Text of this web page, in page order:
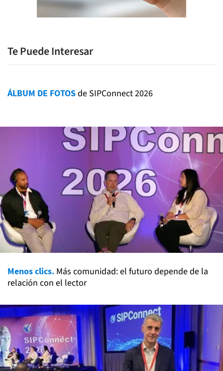
Te Puede Interesar
ÁLBUM DE FOTOSde SIPConnect 2026
Menos clics. Más comunidad: el futuro depende de la
relación con el lector